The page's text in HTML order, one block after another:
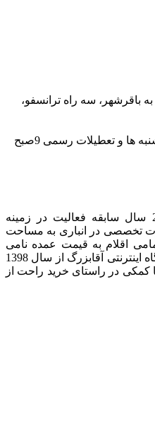
باقرشهر، سه راه ترانسفو،
همه روزه حتی جمعه ها غیر از دوشنبه ها و تعطیلات رسمی 9صبح
سیسمونی آقابزرگ با بیش از 20 سال سابقه فعالیت در زمینه
تخصصی در انباری به مساحت
اقلام به قیمت عمده نامی
آشنا در این عرصه میباشد. فروشگاه اینترنتی آقابزرگ از سال 1398
کمکی در راستای خرید راحت از